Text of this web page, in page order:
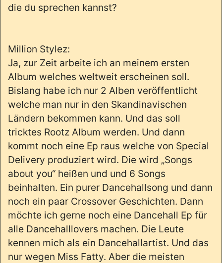
die du sprechen kannst?
Million Stylez:
Ja, zur Zeit arbeite ich an meinem ersten
Album welches weltweit erscheinen soll.
Bislang habe ich nur 2 Alben veröffentlicht
welche man nur in den Skandinavischen
Ländern bekommen kann. Und das soll
tricktes Rootz Album werden. Und dann
kommt noch eine Ep raus welche von Special
Delivery produziert wird. Die wird „Songs
about you“ heißen und und 6 Songs
beinhalten. Ein purer Dancehallsong und dann
noch ein paar Crossover Geschichten. Dann
möchte ich gerne noch eine Dancehall Ep für
alle Dancehalllovers machen. Die Leute
kennen mich als ein Dancehallartist. Und das
nur wegen Miss Fatty. Aber die meisten